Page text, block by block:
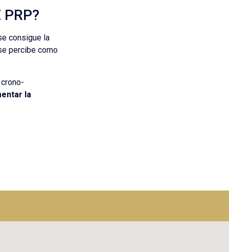
consigue la
percibe como
la